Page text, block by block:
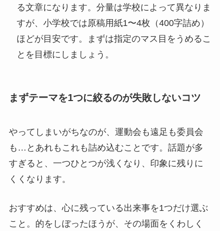
る文章になります。分量は学校によって異なりま
すが、小学校では原稿用紙1〜4枚（400字詰め）
ほどが目安です。まずは指定のマス目をうめるこ
とを目標にしましょう。
まずテーマを1つに絞るのが失敗しないコツ
やってしまいがちなのが、運動会も遠足も委員会
も…とあれもこれも詰め込むことです。話題が多
すぎると、一つひとつが浅くなり、印象に残りに
くくなります。
おすすめは、心に残っている出来事を1つだけ選ぶ
こと。的をしぼったほうが、その場面をくわしく